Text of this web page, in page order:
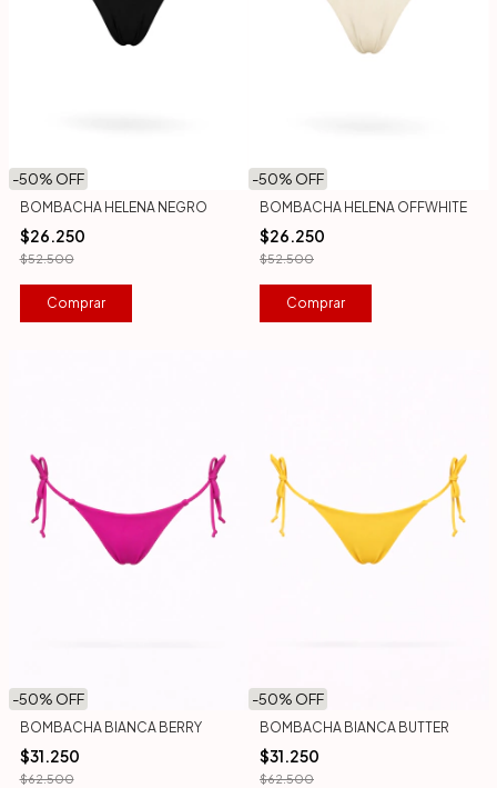
-50% OFF
BOMBACHA HELENA NEGRO
$26.250
$52.500
Comprar
-50% OFF
BOMBACHA HELENA OFFWHITE
$26.250
$52.500
Comprar
-50% OFF
BOMBACHA BIANCA BERRY
$31.250
$62.500
-50% OFF
BOMBACHA BIANCA BUTTER
$31.250
$62.500